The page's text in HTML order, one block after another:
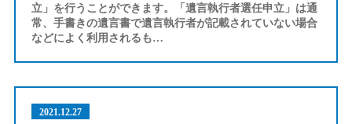
立」を行うことができます。「遺言執行者選任申立」は通
常、手書きの遺言書で遺言執行者が記載されていない場合
などによく利用されるも…
2021.12.27